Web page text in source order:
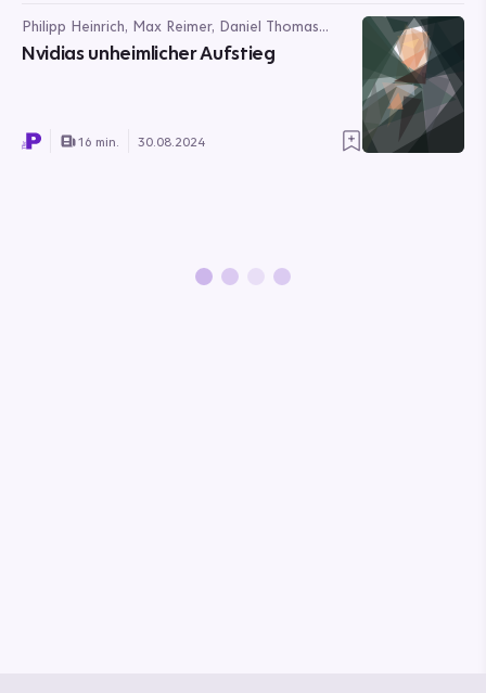
Philipp Heinrich, Max Reimer, Daniel Thomas
Bayer
Nvidias unheimlicher Aufstieg
16 min. 30.08.2024